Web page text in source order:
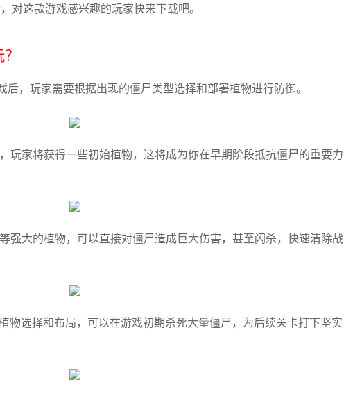
对这款游戏感兴趣的玩家快来下载吧。
后，玩家需要根据出现的僵尸类型选择和部署植物进行防御。
玩家将获得一些初始植物，这将成为你在早期阶段抵抗僵尸的重要力
强大的植物，可以直接对僵尸造成巨大伤害，甚至闪杀，快速清除战
物选择和布局，可以在游戏初期杀死大量僵尸，为后续关卡打下坚实